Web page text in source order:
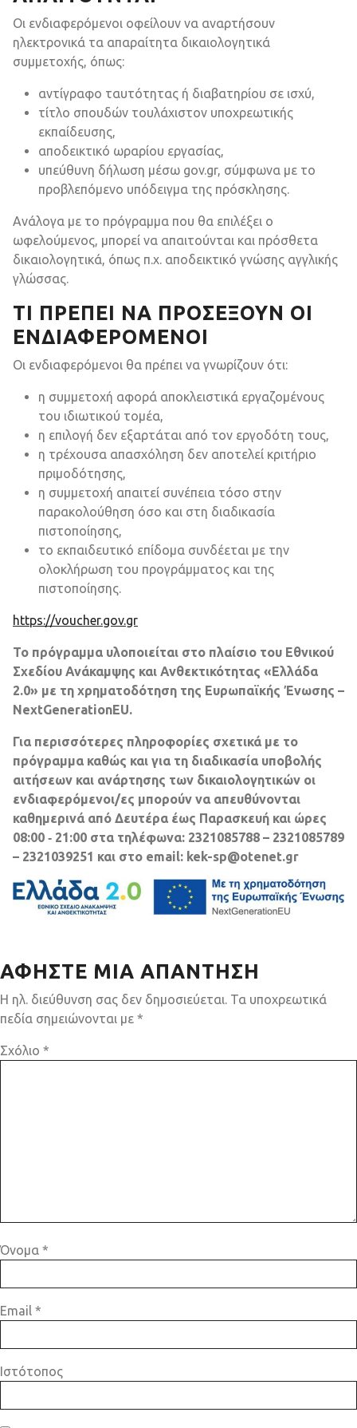
Οι ενδιαφερόμενοι οφείλουν να αναρτήσουν
ηλεκτρονικά τα απαραίτητα δικαιολογητικά
συμμετοχής, όπως:
αντίγραφο ταυτότητας ή διαβατηρίου σε ισχύ,
τίτλο σπουδών τουλάχιστον υποχρεωτικής
εκπαίδευσης,
αποδεικτικό ωραρίου εργασίας,
υπεύθυνη δήλωση μέσω gov.gr, σύμφωνα με το
προβλεπόμενο υπόδειγμα της πρόσκλησης.
Ανάλογα με το πρόγραμμα που θα επιλέξει ο
ωφελούμενος, μπορεί να απαιτούνται και πρόσθετα
δικαιολογητικά, όπως π.χ. αποδεικτικό γνώσης αγγλικής
γλώσσας.
ΤΙ ΠΡΈΠΕΙ ΝΑ ΠΡΟΣΈΞΟΥΝ ΟΙ
ΕΝΔΙΑΦΕΡΌΜΕΝΟΙ
Οι ενδιαφερόμενοι θα πρέπει να γνωρίζουν ότι:
η συμμετοχή αφορά αποκλειστικά εργαζομένους
του ιδιωτικού τομέα,
η επιλογή δεν εξαρτάται από τον εργοδότη τους,
η τρέχουσα απασχόληση δεν αποτελεί κριτήριο
πριμοδότησης,
η συμμετοχή απαιτεί συνέπεια τόσο στην
παρακολούθηση όσο και στη διαδικασία
πιστοποίησης,
το εκπαιδευτικό επίδομα συνδέεται με την
ολοκλήρωση του προγράμματος και της
πιστοποίησης.
https://voucher.gov.gr
Το πρόγραμμα υλοποιείται στο πλαίσιο του Εθνικού
Σχεδίου Ανάκαμψης και Ανθεκτικότητας «Ελλάδα
2.0» με τη χρηματοδότηση της Ευρωπαϊκής Ένωσης –
NextGenerationEU.
Για περισσότερες πληροφορίες σχετικά με το
πρόγραμμα καθώς και για τη διαδικασία υποβολής
αιτήσεων και ανάρτησης των δικαιολογητικών οι
ενδιαφερόμενοι/ες μπορούν να απευθύνονται
καθημερινά από Δευτέρα έως Παρασκευή και ώρες
08:00 ‐ 21:00 στα τηλέφωνα: 2321085788 – 2321085789
– 2321039251 και στο email: kek-sp@otenet.gr
ΑΦΉΣΤΕ ΜΙΑ ΑΠΆΝΤΗΣΗ
Η ηλ. διεύθυνση σας δεν δημοσιεύεται. Τα υποχρεωτικά
πεδία σημειώνονται με *
Σχόλιο *
Όνομα *
Email *
Ιστότοπος